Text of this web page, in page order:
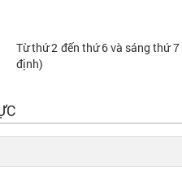
Từ thứ 2 đến thứ 6 và sáng thứ
định)